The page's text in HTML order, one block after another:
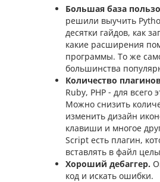
Большая база
решили выучить
десятки гайдов, как
какие расширения
программы. То же
большинства
Количество
Ruby, PHP - для всего
Можно снизить
изменить дизайн
клавиши и многое
Script есть плагин,
вставлять в файл
Хороший дебаггер.
код и искать ошибки.